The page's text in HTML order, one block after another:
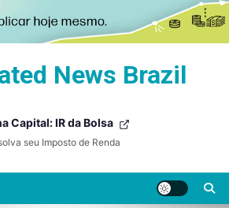
News Brazil
Capital: IR da Bolsa
seu Imposto de Renda